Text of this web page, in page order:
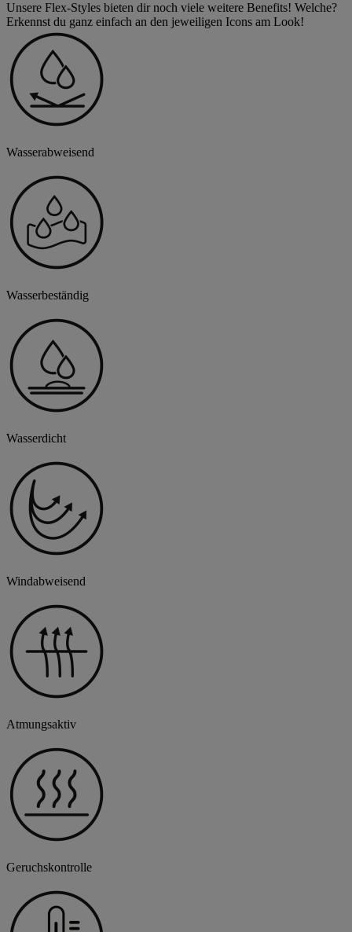
Unsere Flex-Styles bieten dir noch viele weitere Benefits! Welche?
Erkennst du ganz einfach an den jeweiligen Icons am Look!
Wasserabweisend
Wasserbeständig
Wasserdicht
Windabweisend
Atmungsaktiv
Geruchskontrolle